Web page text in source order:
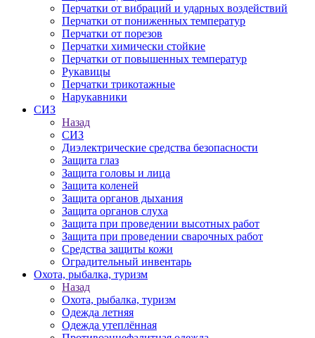
Перчатки от вибраций и ударных воздействий
Перчатки от пониженных температур
Перчатки от порезов
Перчатки химически стойкие
Перчатки от повышенных температур
Рукавицы
Перчатки трикотажные
Нарукавники
СИЗ
Назад
СИЗ
Диэлектрические средства безопасности
Защита глаз
Защита головы и лица
Защита коленей
Защита органов дыхания
Защита органов слуха
Защита при проведении высотных работ
Защита при проведении сварочных работ
Средства защиты кожи
Оградительный инвентарь
Охота, рыбалка, туризм
Назад
Охота, рыбалка, туризм
Одежда летняя
Одежда утеплённая